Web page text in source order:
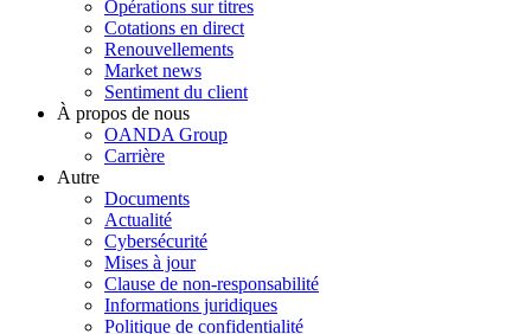
Opérations sur titres
Cotations en direct
Renouvellements
Market news
Sentiment du client
À propos de nous
OANDA Group
Carrière
Autre
Documents
Actualité
Cybersécurité
Mises à jour
Clause de non-responsabilité
Informations juridiques
Politique de confidentialité